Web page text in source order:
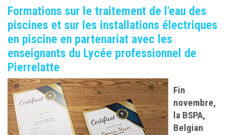
Formations sur le traitement de l'eau des
piscines et sur les installations électriques
en piscine en partenariat avec les
enseignants du Lycée professionnel de
Pierrelatte
Fin
novembre,
la BSPA,
Belgian